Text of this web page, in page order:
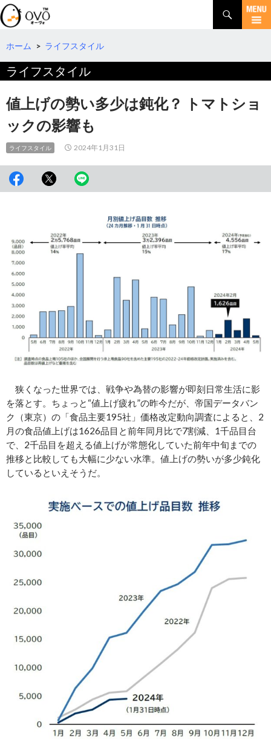
検
索
コ
テ
ツ
へ
ホーム > ライフスタイル
ライフスタイル
値上げの勢い多少は鈍化？ トマトショ
ックの影響も
ライフスタイル 2024年1月31日
狭くなった世界では、戦争や為替の影響が即刻日常生活に影
を落とす。ちょっと“値上げ疲れ”の昨今だが、帝国データバン
ク（東京）の「食品主要195社」価格改定動向調査によると、2
月の食品値上げは1626品目と前年同月比で7割減、1千品目台
で、2千品目を超える値上げが常態化していた前年中旬までの
推移と比較しても大幅に少ない水準。値上げの勢いが多少鈍化
しているといえそうだ。